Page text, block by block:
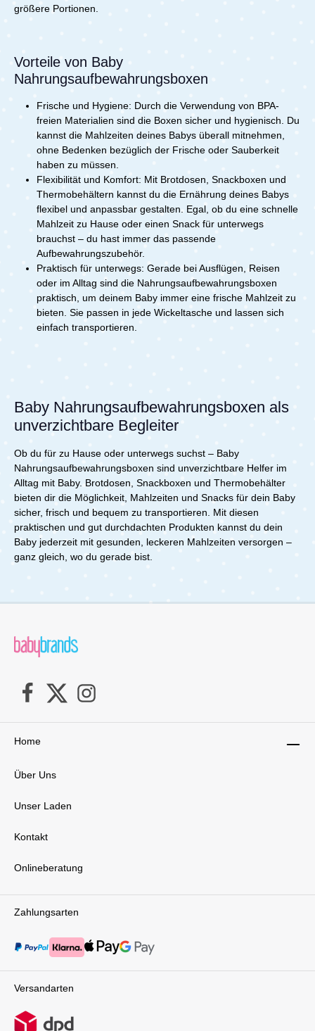
größere Portionen.
Vorteile von Baby
Nahrungsaufbewahrungsboxen
Frische und Hygiene: Durch die Verwendung von BPA-
freien Materialien sind die Boxen sicher und hygienisch. Du
kannst die Mahlzeiten deines Babys überall mitnehmen,
ohne Bedenken bezüglich der Frische oder Sauberkeit
haben zu müssen.
Flexibilität und Komfort: Mit Brotdosen, Snackboxen und
Thermobehältern kannst du die Ernährung deines Babys
flexibel und anpassbar gestalten. Egal, ob du eine schnelle
Mahlzeit zu Hause oder einen Snack für unterwegs
brauchst – du hast immer das passende
Aufbewahrungszubehör.
Praktisch für unterwegs: Gerade bei Ausflügen, Reisen
oder im Alltag sind die Nahrungsaufbewahrungsboxen
praktisch, um deinem Baby immer eine frische Mahlzeit zu
bieten. Sie passen in jede Wickeltasche und lassen sich
einfach transportieren.
Baby Nahrungsaufbewahrungsboxen als
unverzichtbare Begleiter
Ob du für zu Hause oder unterwegs suchst – Baby
Nahrungsaufbewahrungsboxen sind unverzichtbare Helfer im
Alltag mit Baby. Brotdosen, Snackboxen und Thermobehälter
bieten dir die Möglichkeit, Mahlzeiten und Snacks für dein Baby
sicher, frisch und bequem zu transportieren. Mit diesen
praktischen und gut durchdachten Produkten kannst du dein
Baby jederzeit mit gesunden, leckeren Mahlzeiten versorgen –
ganz gleich, wo du gerade bist.
Zahlungsarten
Versandarten
Home
Über Uns
Unser Laden
Kontakt
Onlineberatung